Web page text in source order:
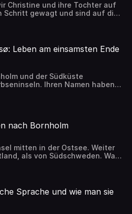
Christine und ihre Tochter auf
Schritt gewagt und sind auf die
gezogen - und das, obwohl
gar nicht auf dem Zettel
und unterhalten uns
über das Abenteuer
Leben am einsamsten Ende
und der Südküste
Ihren Namen haben
Was einst eine Seefestung war,
von etwa 90 Menschen.
In dieser Folge fahren wir
treffen einen Bewohner
nach Bornholm
mitten in der Ostsee. Weiter
als von Südschweden. Was
die so typisch dänisch ist und
ist? Wir starten auf der Fähre
Tour über die ganze Insel.
und entdecke in dieser Folge
Sprache und wie man sie